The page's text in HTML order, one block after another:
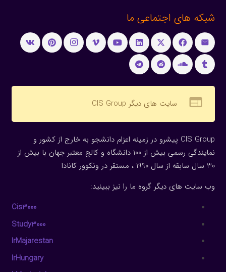
شبکه های اجتماعی ما
web سایت های دیگر CIS Group
CIS Group پیشرو در زمینه اعزام دانشجو به خارج از کشور و
نمایندگی رسمی بیش از 100 دانشگاه و کالج معتبر جهان با بیش از
30 سال سابقه از سال 1990 ، مستقر در ونکوور کانادا
وب سایت های دیگر گروه ما را نیز ببینید:
Cis3000
Study3000
IrMajarestan
IrHungary